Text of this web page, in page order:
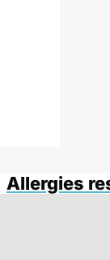
Allergies